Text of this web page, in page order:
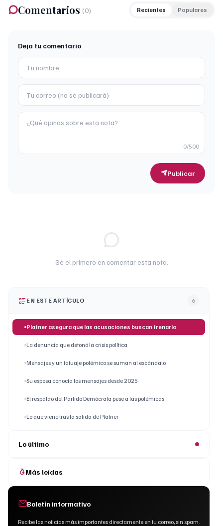
Comentarios (0) Recientes Populares
Deja tu comentario
0/500
Publicar
Sé el primero en comentar esta nota.
EN ESTE ARTÍCULO 6
Platner asegura que las acusaciones buscan frenarlo
La denuncia que detonó la crisis política
Mensajes y un tatuaje polémico se suman al escándalo
Su esposa conocía los mensajes desde 2025
El respaldo del Partido Demócrata pese a las polémicas
Lo que viene tras la salida de Platner
Lo último
Más leídas
Boletín informativo
Recibe las noticias más importantes directamente en tu correo, sin spam.